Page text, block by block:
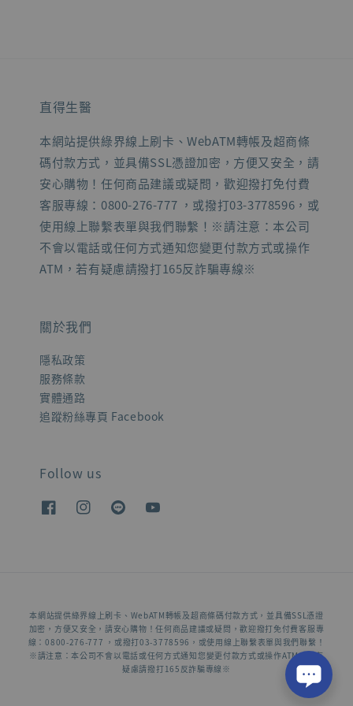
直得生醫
本網站提供綠界線上刷卡、WebATM轉帳及超商條
碼付款方式，並具備SSL憑證加密，方便又安全，請
安心購物！任何商品建議或疑問，歡迎撥打免付費
客服專線：0800-276-777 ，或撥打03-3778596，或
使用線上聯繫表單與我們聯繫！※請注意：本公司
不會以電話或任何方式通知您變更付款方式或操作
ATM，若有疑慮請撥打165反詐騙專線※
關於我們
隱私政策
服務條款
實體通路
追蹤粉絲專頁 Facebook
Follow us
本網站提供綠界線上刷卡、WebATM轉帳及超商條碼付款方式，並具備SSL憑證
加密，方便又安全，請安心購物！任何商品建議或疑問，歡迎撥打免付費客服專
線：0800-276-777 ，或撥打03-3778596，或使用線上聯繫表單與我們聯繫！
※請注意：本公司不會以電話或任何方式通知您變更付款方式或操作ATM，若有
疑慮請撥打165反詐騙專線※